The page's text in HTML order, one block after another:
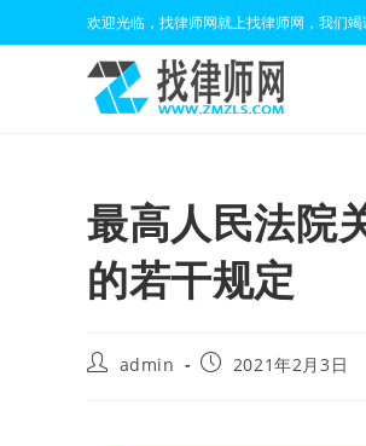
to
欢迎光临，找律师网就上找律师网，我们竭
最高人民法院
的若干规定
Postadmin
Post2021年2月3日